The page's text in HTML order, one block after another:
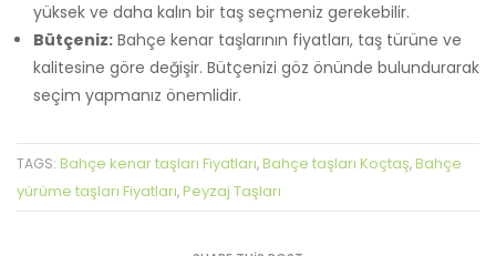
yüksek ve daha kalın bir taş seçmeniz gerekebilir.
Bütçeniz: Bahçe kenar taşlarının fiyatları, taş türüne ve
kalitesine göre değişir. Bütçenizi göz önünde bulundurarak
seçim yapmanız önemlidir.
TAGS: Bahçe kenar taşları Fiyatları,Bahçe taşları Koçtaş,Bahçe
yürüme taşları Fiyatları,Peyzaj Taşları